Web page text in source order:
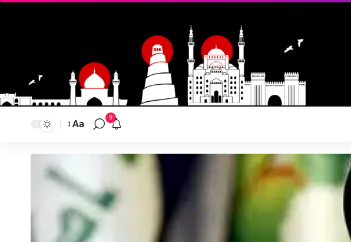
9
تغيير
Aa